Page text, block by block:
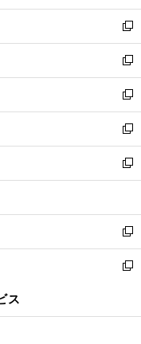
開
く
ウ
で
開
く
ン
ド
ウ
で
開
く
ウ
ィ
ン
ド
ウ
で
開
く
新
し
い
ウ
ィ
ン
ド
ウ
で
開
新
し
い
ウ
ィ
ン
ド
ウ
開
く
新
し
い
ウ
ィ
ン
ウ
で
開
く
新
し
い
ウ
ン
ド
ウ
で
新
し
ウ
ィ
ン
ド
開
新
し
い
ン
新
ウ
ス